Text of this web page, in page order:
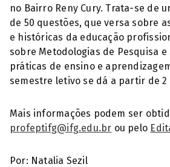
no Bairro Reny Cury. Trata-se de
de 50 questões, que versa sobre
e históricas da educação
sobre Metodologias de Pesquisa e
práticas de ensino e
semestre letivo se dá a partir de 2
Mais informações podem ser
profeptifg@ifg.edu.br ou pelo
Por: Natalia Sezil